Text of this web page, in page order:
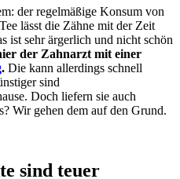
der regelmäßige Konsum von
lässt die Zähne mit der Zeit
ist sehr ärgerlich und nicht schön
der Zahnarzt mit einer
. Die kann allerdings schnell
sind
Doch liefern sie auch
Wir gehen dem auf den Grund.
sind teuer